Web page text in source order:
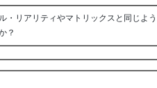
・リアリティやマトリックスと同じよう
？